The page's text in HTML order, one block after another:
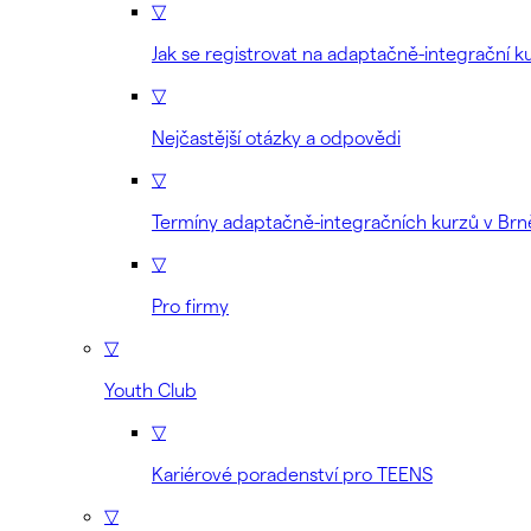
▽
Jak se registrovat na adaptačně-integrační
▽
Nejčastější otázky a odpovědi
▽
Termíny adaptačně-integračních kurzů v
▽
Pro firmy
▽
Youth Club
▽
Kariérové poradenství pro TEENS
▽